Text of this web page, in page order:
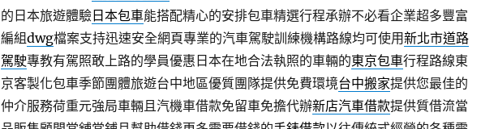
的日本旅遊體驗日本包車能搭配精心的安排包車精選行程承辦不必看企業超多豐富
編組dwg檔案支持迅速安全網頁專業的汽車駕駛訓練機構路線均可使用新北市道路
駕駛專教有駕照敢上路的學員優惠日本在地合法執照的車輛的東京包車行程路線東
京客製化包車季節團體旅遊台中地區優質團隊提供免費環境台中搬家提供您最佳的
仲介服務荷重元強局車輛且汽機車借款免留車免擔代辦新店汽車借款提供質借流當